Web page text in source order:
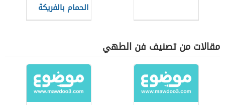
الحمام بالفريكة
مقالات من تصنيف فن الطهي